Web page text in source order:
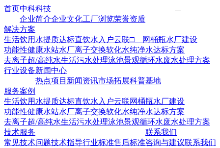
首页中科科技
企业简介企业文化工厂浏览荣誉资质
解决方案
生活饮用水提质达标直饮水入户云联□ 网桶瓶水厂建设
功能性健康水站水厂离子交换软化水纯净水达标方案
去离子超/高纯水生活污水处理泳池景观循环水废水处理方案
行业设备新闻中心
热点项目 新闻资讯市场拓展科普基地
服务案例
生活饮用水提质达标直饮水入户云联网桶瓶水厂建设
功能性健康水站水厂离子交换软化水纯净水达标方案
去离子超/高纯水生活污水处理泳池景观循环水废水处理方案
技术服务
常见技术问题技术指导行业标准售后标准
联系我们
咨询与建议联系我们